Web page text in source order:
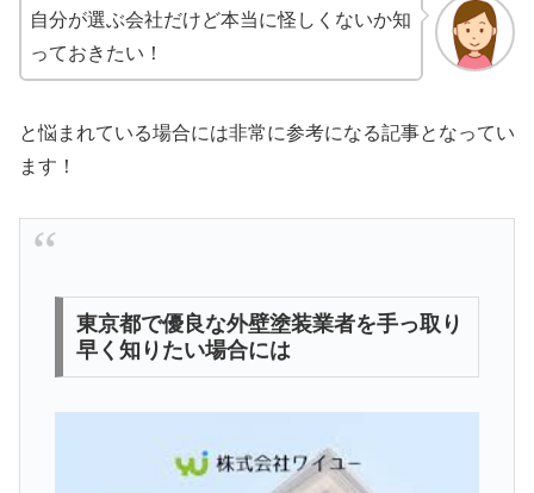
自分が選ぶ会社だけど本当に怪しくないか知
っておきたい！
と悩まれている場合には非常に参考になる記事となってい
ます！
東京都で優良な外壁塗装業者を手っ取り
早く知りたい場合には